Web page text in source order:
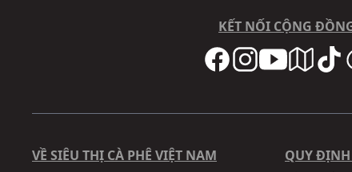
KẾT NỐI CỘNG
VỀ SIÊU THỊ CÀ PHÊ VIỆT NAM QUY ĐỊNH